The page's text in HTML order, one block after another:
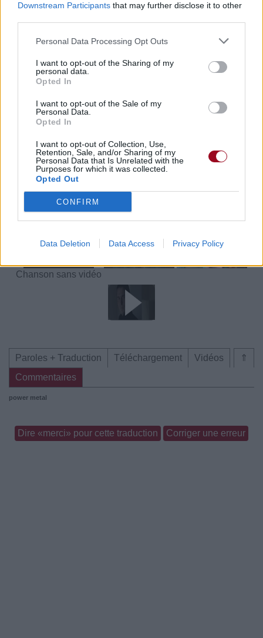
Downstream Participants that may further disclose it to other
Personal Data Processing Opt Outs
I want to opt-out of the Sharing of my
personal data.
Opted In
I want to opt-out of the Sale of my
Personal Data.
Opted In
I want to opt-out of Collection, Use,
Retention, Sale, and/or Sharing of my
Personal Data that Is Unrelated with the
Purposes for which it was collected.
Opted Out
CONFIRM
Data Deletion Data Access Privacy Policy
Pour prolonger le plaisir musical :
Télécharger légalement les MP3 sur
Télécharger légalement les MP3 ou trouver le CD sur
Trouver des vinyles et des CD sur
meilleur prix sur
Paroles + Traduction Téléchargement
Vidéos
Commentaires
Voir la vidéo de «Antimatter»
Chanson sans vidéo
⇑
Paroles + Traduction Téléchargement
Vidéos
Commentaires
power metal
Dire «merci» pour cette traduction Corriger une erreur